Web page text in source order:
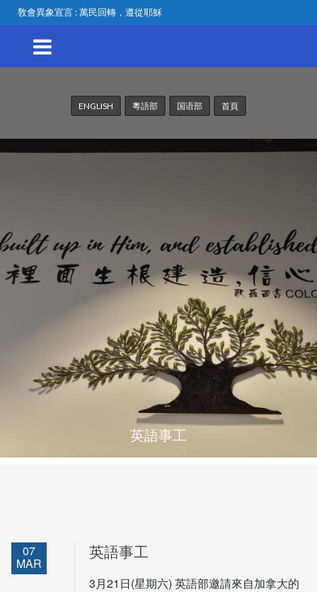
敎會異象宣言 : 萬民回轉，遵從耶穌
ENGLISH 粵語部 国语部 首頁
英語事工
07
MAR
英語事工
3月21日(星期六) 英語部邀請來自加拿大的